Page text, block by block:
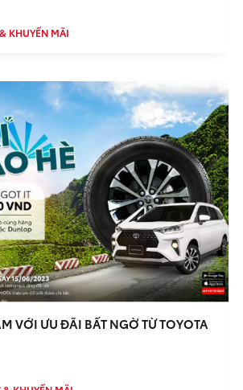
KHUYẾN MÃI
VỚI ƯU ĐÃI BẤT NGỜ TỪ TOYOTA